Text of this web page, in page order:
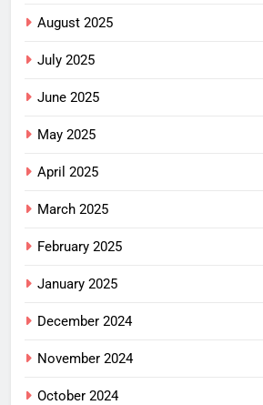
August 2025
July 2025
June 2025
May 2025
April 2025
March 2025
February 2025
January 2025
December 2024
November 2024
October 2024